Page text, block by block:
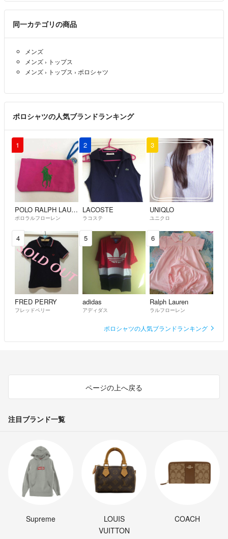
同一カテゴリの商品
メンズ
メンズ › トップス
メンズ › トップス › ポロシャツ
ポロシャツの人気ブランドランキング
1
POLO RALPH LAUREN
ポロラルフローレン
2
LACOSTE
ラコステ
3
UNIQLO
ユニクロ
4
FRED PERRY
フレッドペリー
5
adidas
アディダス
6
Ralph Lauren
ラルフローレン
ポロシャツの人気ブランドランキング
ページの上へ戻る
注目ブランド一覧
Supreme
LOUIS
VUITTON
COACH